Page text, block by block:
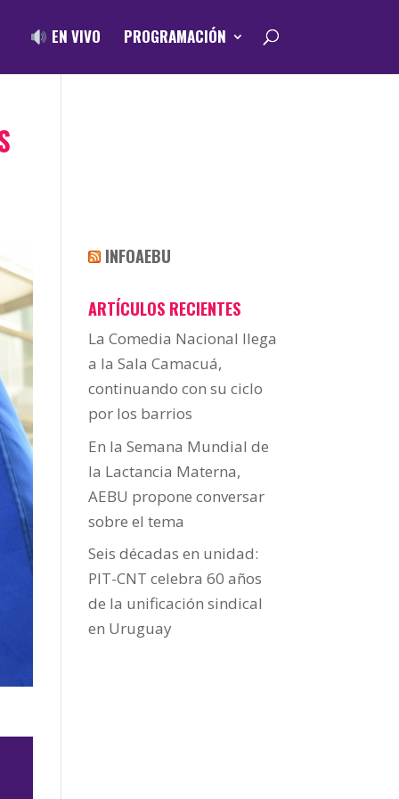
EN VIVO PROGRAMACIÓN
INFOAEBU
ARTÍCULOS RECIENTES
La Comedia Nacional llega
a la Sala Camacuá,
continuando con su ciclo
por los barrios
En la Semana Mundial de
la Lactancia Materna,
AEBU propone conversar
sobre el tema
Seis décadas en unidad:
PIT-CNT celebra 60 años
de la unificación sindical
en Uruguay